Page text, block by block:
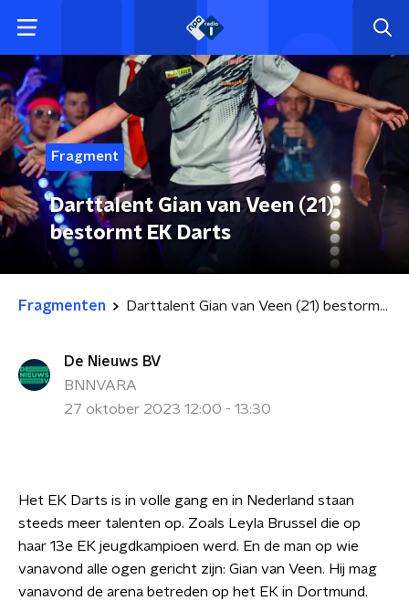
Fragment
Darttalent Gian van Veen (21)
bestormt EK Darts
Fragmenten Darttalent Gian van Veen (21) bestormt EK Darts
De Nieuws BV
BNNVARA
27 oktober 2023 12:00 - 13:30
Het EK Darts is in volle gang en in Nederland staan
steeds meer talenten op. Zoals Leyla Brussel die op
haar 13e EK jeugdkampioen werd. En de man op wie
vanavond alle ogen gericht zijn: Gian van Veen. Hij mag
vanavond de arena betreden op het EK in Dortmund.